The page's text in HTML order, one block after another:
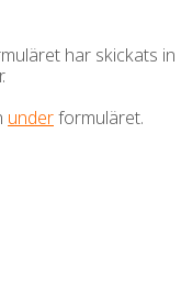
har skickats in
underformuläret.